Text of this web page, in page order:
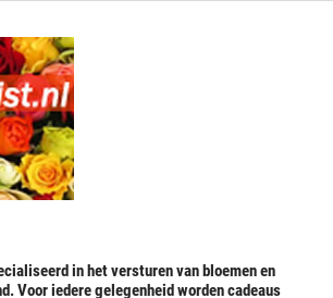
in het versturen van bloemen en
Voor iedere gelegenheid worden cadeaus